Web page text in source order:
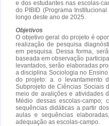
e dos estudantes nas escolas-
do PIBID (Programa
longo deste ano de 2025.
Objetivos
O objetivo geral do projeto é
realização de pesquisa
em pesquisa. Dessa forma,
baseada em observação
levantados, serão elaboradas
a disciplina Sociologia no
do projeto: a. o levantamento
Subprojeto de Ciências Sociais
meio de avalições e atividades
Médio dessas escolas-
sequências didáticas a partir
aulas e sequências
adequação as escolas-campo.